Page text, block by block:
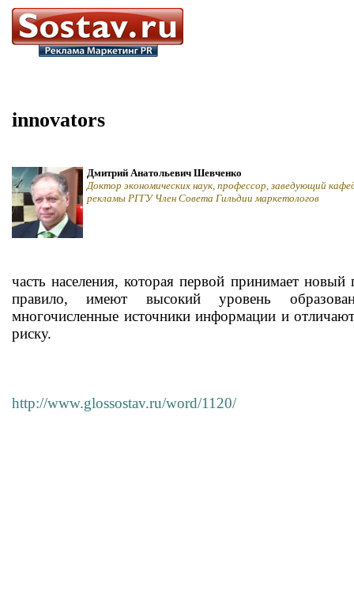
innovators
Дмитрий Анатольевич Шевченко
Доктор экономических наук, профессор, заведующий
рекламы РГГУ Член Совета Гильдии маркетологов
часть населения, которая первой принимает
правило, имеют высокий уровень
многочисленные источники информации и
риску.
http://www.glossostav.ru/word/1120/